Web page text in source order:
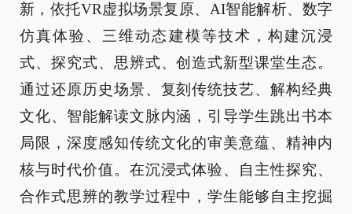
新，依托VR虚拟场景复原、AI智能解析、数字
仿真体验、三维动态建模等技术，构建沉浸
式、探究式、思辨式、创造式新型课堂生态。
通过还原历史场景、复刻传统技艺、解构经典
文化、智能解读文脉内涵，引导学生跳出书本
局限，深度感知传统文化的审美意蕴、精神内
核与时代价值。在沉浸式体验、自主性探究、
合作式思辨的教学过程中，学生能够自主挖掘